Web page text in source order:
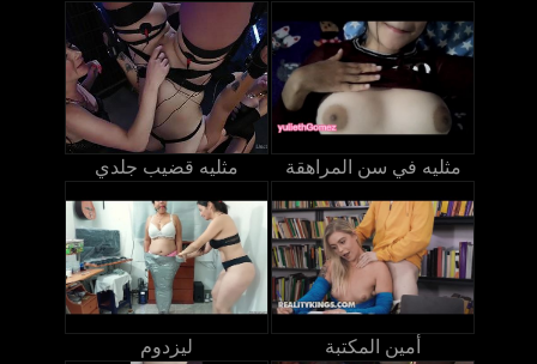
مثليه قضيب جلدي مثليه في سن المراهقة
ليزدوم أمين المكتبة